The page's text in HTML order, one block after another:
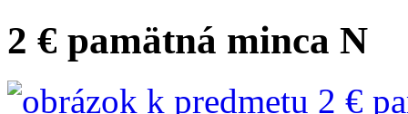
2 € pamätná minca N